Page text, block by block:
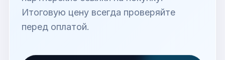
Итоговую цену всегда проверяйте
перед оплатой.